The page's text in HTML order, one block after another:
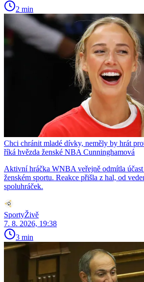
2 min
Chci chránit mladé dívky, neměly by hrát
říká hvězda ženské NBA Cunninghamová
Aktivní hráčka WNBA veřejně odmítla účast
ženském sportu. Reakce přišla z hal, od
spoluhráček.
SportyŽivě
7. 8. 2026, 19:38
3 min